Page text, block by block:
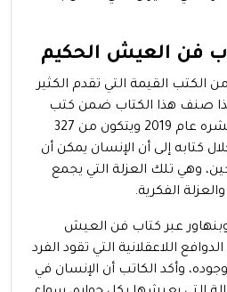
فن العيش الحكيم
من الكتب القيمة التي تقدم الكثير
صنف هذا الكتاب ضمن كتب
الفلسفة والمنطق، وتم نشره عام 2019 ويتكون من 327
كتابه إلى أن الإنسان يمكن أن
وهي تلك العزلة التي يجمع
الفكرية.
عبر كتاب فن العيش
اللاعقلانية التي تقود الفرد
وأكد الكاتب أن الإنسان في